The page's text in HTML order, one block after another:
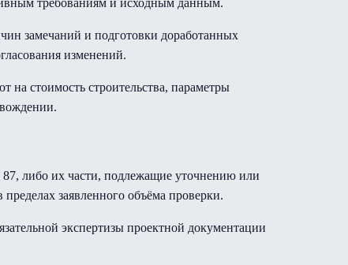
требованиям и исходным данным.
замечаний и подготовки доработанных
изменений.
на стоимость строительства, параметры
либо их части, подлежащие уточнению или
заявленного объёма проверки.
экспертизы проектной документации